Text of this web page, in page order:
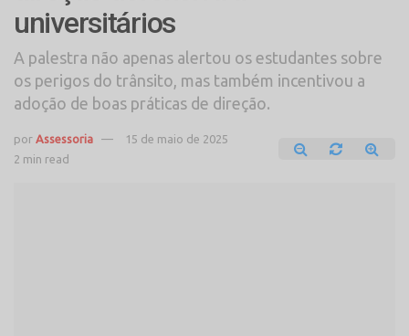
universitários
A palestra não apenas alertou os estudantes sobre
os perigos do trânsito, mas também incentivou a
adoção de boas práticas de direção.
por Assessoria
15 de maio de 2025
2 min read